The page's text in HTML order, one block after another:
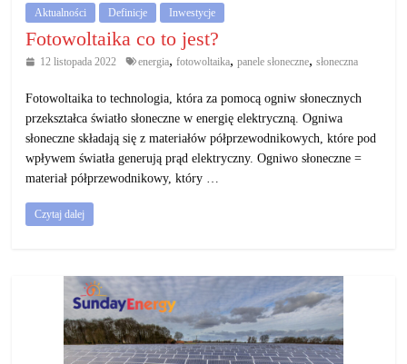
Aktualności Definicje Inwestycje
Fotowoltaika co to jest?
12 listopada 2022 energia, fotowoltaika, panele słoneczne, słoneczna
Fotowoltaika to technologia, która za pomocą ogniw słonecznych
przekształca światło słoneczne w energię elektryczną. Ogniwa
słoneczne składają się z materiałów półprzewodnikowych, które pod
wpływem światła generują prąd elektryczny. Ogniwo słoneczne =
materiał półprzewodnikowy, który …
Czytaj dalej